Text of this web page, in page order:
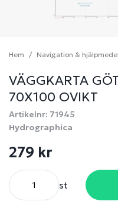
Hem Navigation & hjälpmedel
VÄGGKARTA
70X100 OVIKT
Artikelnr: 71945
Hydrographica
279 kr
st